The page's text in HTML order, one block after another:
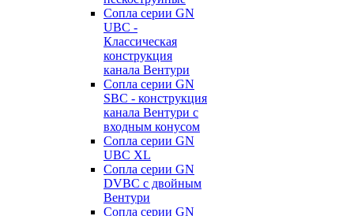
Сопла серии GN
UBC -
Классическая
конструкция
канала Вентури
Сопла серии GN
SBC - конструкция
канала Вентури c
входным конусом
Сопла серии GN
UBC XL
Сопла серии GN
DVBC с двойным
Вентури
Сопла серии GN